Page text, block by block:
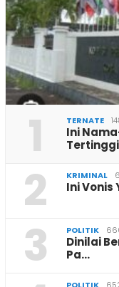
1 TERNATE
Ini
2 KRIMINAL
Ini Vonis
3 POLITIK
Dinilai
Pa…